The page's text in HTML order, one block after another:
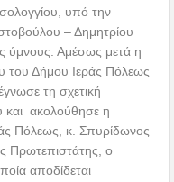
υπό την
– Δημητρίου
ύμνους. Αμέσως μετά η
του Δήμου Ιεράς Πόλεως
τη σχετική
και ακολούθησε η
Πόλεως, κ. Σπυρίδωνος
Πρωτεπιστάτης, ο
αποδίδεται